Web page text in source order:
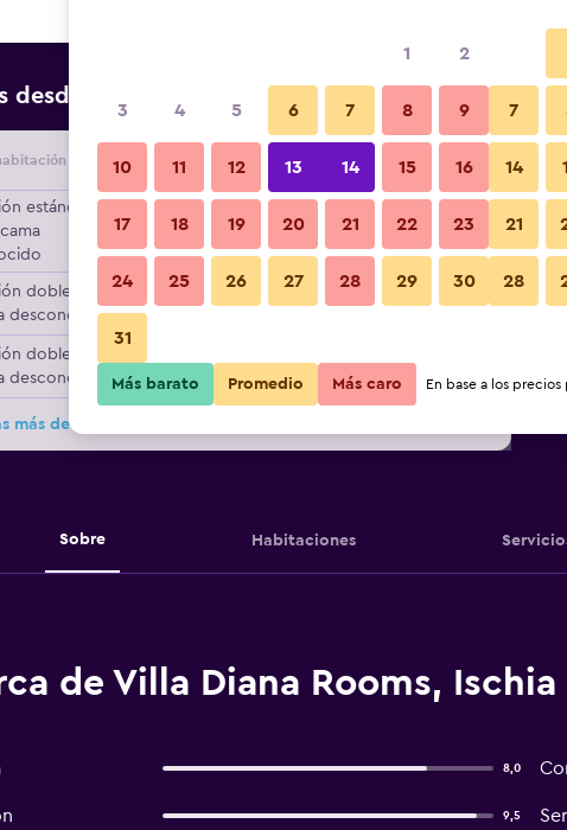
desde Oferta más barata de precio por noche
Proveedor Total noche
estándar,
$43 Ver oferta
doble, tipo
desconocido
$53 Ver oferta
doble, tipo
desconocido
$61 Ver oferta
más de Villa Diana Rooms
Sobre Habitaciones
de Villa Diana Rooms, Ischia
8,0
9,5
1 2
3 4 5 6 7 8 9
10 11 12 13 14 15 16
17 18 19 20 21 22 23
24 25 26 27 28 29 30
31
7
14
21
28
Más barato Promedio Más caro En base a los